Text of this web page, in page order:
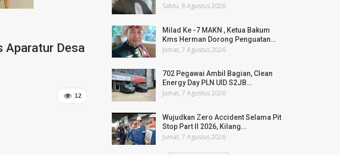
Aparatur Desa
12
Sabtu, 8 Agustus 2026
Milad Ke -7 MAKN , Ketua Bakum
Kms Herman Dorong Penguatan…
Jumat, 7 Agustus 2026
702 Pegawai Ambil Bagian, Clean
Energy Day PLN UID S2JB…
Jumat, 7 Agustus 2026
Wujudkan Zero Accident Selama Pit
Stop Part II 2026, Kilang…
Jumat, 7 Agustus 2026